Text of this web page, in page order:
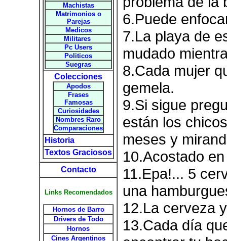
Machistas
Matrimonios o
Parejas
Medicos
Militares
Pc Users
Politicos
Suegras
Colecciones
Apodos
Frases
Famosas
Curiosidades
Nombres Raro
Comparaciones
Historia
Textos Graciosos
Contacto
Links Recomendados
Hornos de Barro
Drivers de Todo
Hornos
Cines Argentinos
6.Puede
7.La playa de
mudado
8.Cada mujer
gemela.
9.Si sigue
están los
meses y
10.Acostado
11.Epa!... 5
una
12.La cerveza
13.Cada día